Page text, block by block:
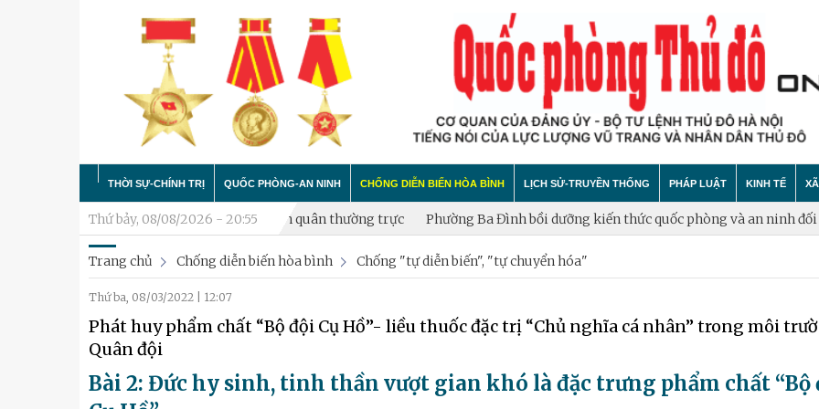
THỜI SỰ-CHÍNH TRỊ
Trong nước
Quân đội
Luận bàn
Thành phố Hà Nội
QUỐC PHÒNG-AN NINH
Công tác Đảng - Công tác Chính trị
Huấn luyện SSCĐ
Xây dựng đơn vị
Hậu cần
CHỐNG DIỄN BIẾN HÒA BÌNH
Làm thất bại âm mưu diễn biến hòa bình
LỊCH SỬ-TRUYỀN THỐNG
Theo Dòng Lịch Sử
Lịch sử LLVT nhân dân Thủ đô Hà Nội
Thông Tin Liệt Sĩ
PHÁP LUẬT
Cuộc sống quanh ta
Tìm hiểu chính sách
KINH TẾ
Vấn đề và
Hội nhập
Thứ bảy, 08/08/2026 - 20:55
Xã Hòa Lạc thành lập Tiểu đội Dân quân thường trực Phường Ba Đình bồi dưỡng kiến thức quốc phòng và an ninh đối
Trang chủ Chống diễn biến hòa bình Chống "tự diễn biến", "tự chuyển hóa"
Thứ ba, 08/03/2022 12:07
Phát huy phẩm chất “Bộ đội Cụ Hồ”- liều thuốc đặc trị “Chủ nghĩa cá nhân” trong môi
Quân đội
Bài 2: Đức hy sinh, tinh thần vượt gian khó là đặc trưng phẩm chất “Bộ